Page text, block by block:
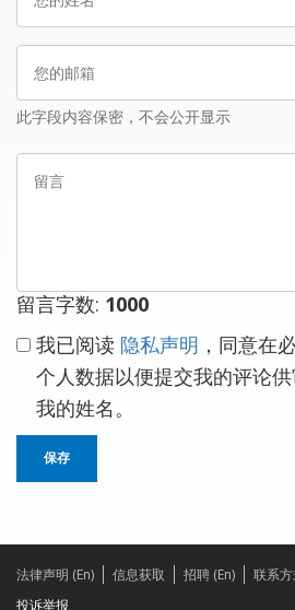
您
邮
此字段内容保密，不会公开显示
留
留言字数: 1000
我已阅读 隐私声明 ，同意在
个人数据以便提交我的评论
我的姓名。
保存
法律声明 (En) 信息获取 招聘 (En)
联系
投诉举报